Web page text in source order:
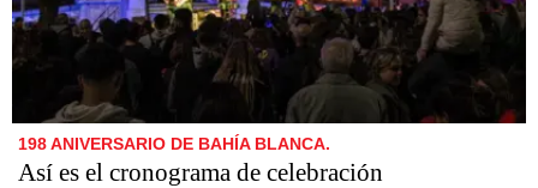
198 ANIVERSARIO DE BAHÍA BLANCA.
Así es el cronograma de celebración